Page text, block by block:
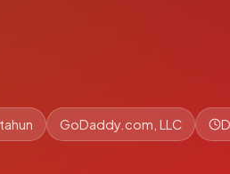
GoDaddy.com, LLC